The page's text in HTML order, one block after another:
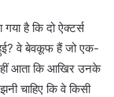
है कि दो ऐक्टर्स
वे बेवकूफ हैं जो एक-
आता कि आखिर उनके
चाहिए कि वे किसी